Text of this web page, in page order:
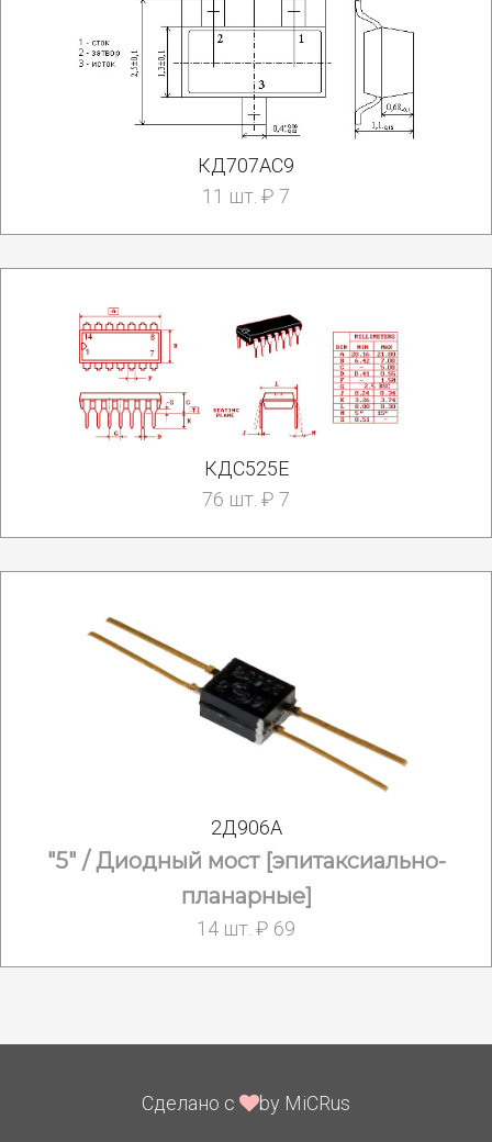
КД707АС9
11 шт. ₽ 7
КДС525Е
76 шт. ₽ 7
2Д906А
"5" / Диодный мост [эпитаксиально-
планарные]
14 шт. ₽ 69
Сделано с by MiCRus